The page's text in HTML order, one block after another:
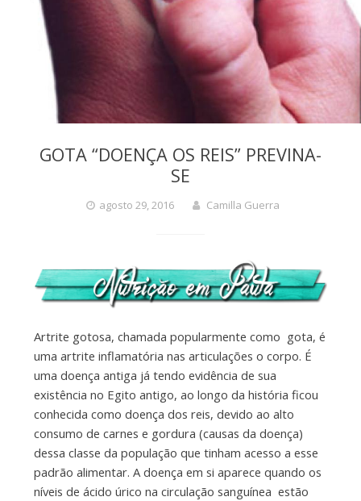
GOTA “DOENÇA OS REIS” PREVINA-
SE
agosto 29, 2016 Camilla Guerra
Artrite gotosa, chamada popularmente como gota, é
uma artrite inflamatória nas articulações o corpo. É
uma doença antiga já tendo evidência de sua
existência no Egito antigo, ao longo da história ficou
conhecida como doença dos reis, devido ao alto
consumo de carnes e gordura (causas da doença)
dessa classe da população que tinham acesso a esse
padrão alimentar. A doença em si aparece quando os
níveis de ácido úrico na circulação sanguínea estão